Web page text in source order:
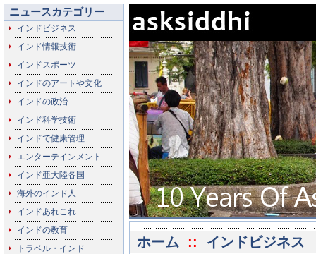
ニュースカテゴリー
インドビジネス
インド情報技術
インドスポーツ
インドのアートや文化
インドの政治
インド科学技術
インドで健康管理
エンターテインメント
インド亜大陸各国
海外のインド人
インドあれこれ
インドの教育
トラベル・インド
ホーム :: インドビジネス